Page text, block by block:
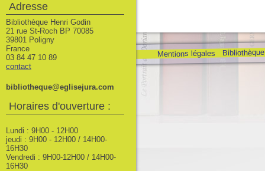
Mentions légales
Adresse
Bibliothèque Henri Godin
21 rue St-Roch BP 70085
39801 Poligny
France
03 84 47 10 89
contact
bibliotheque@eglisejura.com
Horaires d'ouverture :
Lundi : 9H00 - 12H00
jeudi : 9H00 - 12H00 / 14H00-
16H30
Vendredi : 9H00-12H00 / 14H00-
16H30